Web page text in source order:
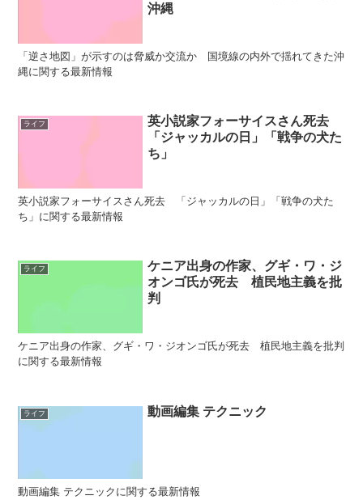
沖縄
「逆さ地図」が示すのは脅威か交流か 国境線の内外で揺れてきた沖
縄に関する最新情報
ライフ
英小説家フォーサイスさん死去
「ジャッカルの日」「戦争の犬た
ち」
英小説家フォーサイスさん死去 「ジャッカルの日」「戦争の犬た
ち」に関する最新情報
ライフ
ケニア出身の作家、グギ・ワ・ジ
オンゴ氏が死去 植民地主義を批
判
ケニア出身の作家、グギ・ワ・ジオンゴ氏が死去 植民地主義を批判
に関する最新情報
ライフ 動画編集 テクニック
動画編集 テクニックに関する最新情報